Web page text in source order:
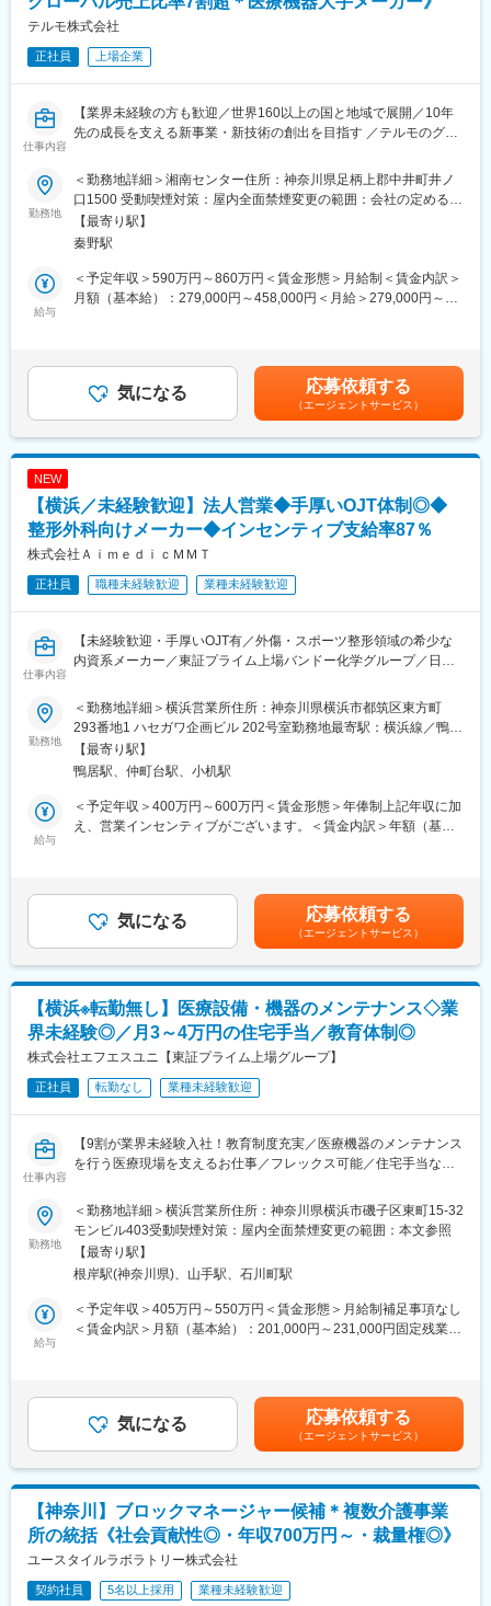
提案をする事ができます。
■研修：
す。具体的には半年間で独り立ちしてもらうために、入社時・50
日目・150日目と3回に分けた研修プログラムを用意。人体のしく
修の合間の期間は配属先でのOJTにてキャッチアップいただきま
す。
■長期就業できる環境：
ん
・手当：住宅手当、家族手当、育英一時支援金など充実
同社は「医療事故1/100 健康寿命100年への貢献」という理念に
沿った製品ラインナップを持っており、医療従事者の不足が顕著
な地域医療や、医療に携わる方々が安心して患者様に向き合える
テルモ株式会社
正社員 上場企業
仕事内容
【業界未経験の方も歓迎／世界160以上の国と地域で展開／10年
先の成長を支える新事業・新技術の創出を目指す ／テルモのグロ
■はじめに：
テルモでは、一般家庭用の体温計や血圧計から、病院用の体温
計、血圧計、輸液ポンプ、さらには、専用のディスポーザブル製
品と組み合わせた、超音波や光による血管断面画像装置や人工心
肺装置など、医療用電気機器（ME機器）に関する幅広い製品ライ
ンナップを持っています。
本ポジションでは、ステントグラフトおよびその周辺製品（バル
■業務内容：
ステントグラフトデリバリーシステムの改良設計、試作、評価を
※経験やスキルによってアサインいただく業務は柔軟に検討しま
す。
ステントグラフトは、大動脈領域の低侵襲治療機器として急成長
開発の主体は、米国フロリダ、英国グラスゴーにあり、海外事業
所と協力しながらグローバルな医療機器の開発業務に携わること
■組織構成：
グローバル開発体制は100名規模、日本は15名規模の組織です。
米国や英国との連携があり、日本メンバーは日本主導案件を中心
～4人で対応します。
モグループの成長を支える新事業・新技術の創出を目指し、医療
現場や世界各国の研究所をはじめとするさまざまなステークホル
ダーとの連携や現場ベースの開発、世界中の医師との連携を推進
います。2024年度の研究開発費は742億円投資、積極的な研究投
資を進めています。
変更の範囲：会社の定める業務
勤務地
＜勤務地詳細＞湘南センター住所：神奈川県足柄上郡中井町井ノ
口1500 受動喫煙対策：屋内全面禁煙変更の範囲：会社の定める事
業所（リモートワーク含む）
【最寄り駅】
秦野駅
給与
＜予定年収＞590万円～860万円＜賃金形態＞月給制＜賃金内訳＞
月額（基本給）：279,000円～458,000円＜月給＞279,000円～
金額であり、選考を通じて上下する可能性があります。月給(月額)
は固定手当を含めた表記です。
気になる 応募依頼する
（エージェントサービス）
NEW
【横浜／未経験歓迎】法人営業◆手厚いOJT体制◎◆
整形外科向けメーカー◆インセンティブ支給率87％
株式会社ＡｉｍｅｄｉｃＭＭＴ
正社員 職種未経験歓迎 業種未経験歓迎
仕事内容
【未経験歓迎・手厚いOJT有／外傷・スポーツ整形領域の希少な
内資系メーカー／東証プライム上場バンドー化学グループ／日本
87％】
【業務概要】
■当社は整形外科向け医療機器の製造・販売・アフターサービスを
行っております。
■本ポジションでは整形外科医を相手とした医療機器（整形外科向
けインプラント）の営業を担当します。自宅からの直行直帰が基
■病院の医師や看護師等に対する製品PR
■販売代理店に対する販売促進、販売支援活動および情報交換
■顧客を対象とした製品勉強会の企画、運営
【研修制度】
これまで異業種からの転職が90％と未経験の方に多くご入社頂い
ているため、お早めに一人立ちできるよう充実した研修制度を用
意しています。具体的には下記になります。
1か月目：座学研修(業界・製品・医学に関する基礎知識)
2か月目：先輩社員との営業同行
3か月目：座学研修(製品・医学に関する専門知識)、営業ロールプ
レイング
4か月目以降：OJT研修、勉強会など
【組織構成・社風】
営業所長(40代)の下、4名(20代～30代)の営業職の方が在籍してお
ります。
面倒見の良い先輩社員が多く、会社としても1on1制度を取り入れ
境があります。
チーム全体でより良い営業活動をしていこうという雰囲気のある
■支給率：営業社員全体の87％に及びます。
■営業インセンティブ：目標予算100%達成時に年収の約16％(約
640,000円～960,000円)を支給、達成率100%以上はさらに増額
(上限なし)、但し達成率95%以上で支給。
【業務のやりがい】
医療のプロである医師と折衝するため、高いレベルの知識や営業
力が求められますが、その分、顧客ニーズに応えられたとき、直
接感謝の言葉をかけられたときには大きなやりがいと社会貢献性
の高さを肌で感じることができます。
勤務地
＜勤務地詳細＞横浜営業所住所：神奈川県横浜市都筑区東方町
293番地1 ハセガワ企画ビル 202号室勤務地最寄駅：横浜線／鴨居
駅受動喫煙対策：敷地内喫煙可能場所あり変更の範囲：会社の定
める事業所
【最寄り駅】
鴨居駅、仲町台駅、小机駅
給与
＜予定年収＞400万円～600万円＜賃金形態＞年俸制上記年収に加
え、営業インセンティブがございます。＜賃金内訳＞年額（基本
律手当を含む）＜昇給有無＞有＜残業手当＞有＜給与補足＞■営業
インセンティブ：目標予算100%達成時に年収の約16％(約
640,000円～960,000円)を支給、達成率100%以上はさらに増額
(上限なし)、但し達成率95%以上で支給。■給与改定：年1回（4
月）※給与詳細は経験等を考慮し、同社規定により決定します。賃
金はあくまでも目安の金額であり、選考を通じて上下する可能性
があります。月給(月額)は固定手当を含めた表記です。
気になる 応募依頼する
（エージェントサービス）
【横浜※転勤無し】医療設備・機器のメンテナンス◇業
界未経験◎／月3～4万円の住宅手当／教育体制◎
株式会社エフエスユニ【東証プライム上場グループ】
正社員 転勤なし 業種未経験歓迎
仕事内容
【9割が業界未経験入社！教育制度充実／医療機器のメンテナンス
を行う医療現場を支えるお仕事／フレックス可能／住宅手当など
■初めに
医療施設で使用されている医療ガス供給設備などのメンテナンス
作業を行います。未経験入社の方が9割なので教育体制が充実して
いるので安心してご入社いただけます。
■業務内容
を進めます。
病院でのメンテナンス業務後に社内で報告書作成などの業務を行
同社の入社者は9割以上が未経験からのスタートとなっており、入
社後には2年に渡る研修プログラムを用意している他、点検は2人
以上で行いますので先輩にフォローしていただける環境です。
・入社時研修（4-5日程）
・フォローアップ研修
・技術2ヵ年ロードマップ研修
勤務地
＜勤務地詳細＞横浜営業所住所：神奈川県横浜市磯子区東町15-32
モンビル403受動喫煙対策：屋内全面禁煙変更の範囲：本文参照
【最寄り駅】
根岸駅(神奈川県)、山手駅、石川町駅
給与
＜予定年収＞405万円～550万円＜賃金形態＞月給制補足事項なし
＜賃金内訳＞月額（基本給）：201,000円～231,000円固定残業手
＞■賞与 年2回あり（７月、12月）※業績による■昇給年1回（6
月）【未経験入社事例】・高卒・製造業（4年以上軽微メンテ経験
あり）／430万～・建設業／社会人歴2年未満／430万円・運送
業・接客業／社会人歴1年／400万円・臨床工学技士/6年以上/490
万円～賃金はあくまでも目安の金額であり、選考を通じて上下す
る可能性があります。月給(月額)は固定手当を含めた表記です。
気になる 応募依頼する
（エージェントサービス）
【神奈川】ブロックマネージャー候補＊複数介護事業
所の統括《社会貢献性◎・年収700万円～・裁量権◎》
ユースタイルラボラトリー株式会社
契約社員 5名以上採用 業種未経験歓迎